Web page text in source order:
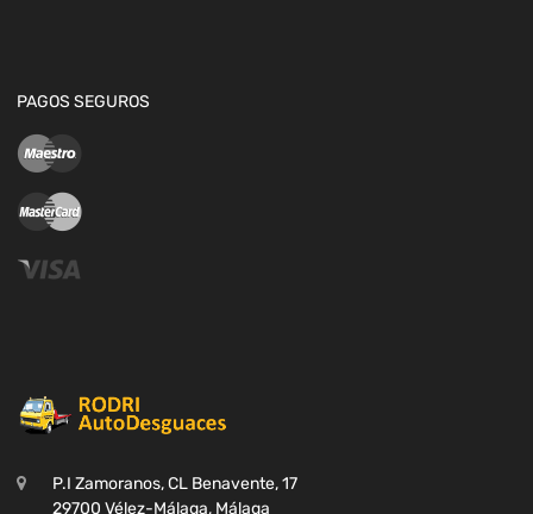
PAGOS SEGUROS
P.I Zamoranos, CL Benavente, 17
29700 Vélez-Málaga, Málaga